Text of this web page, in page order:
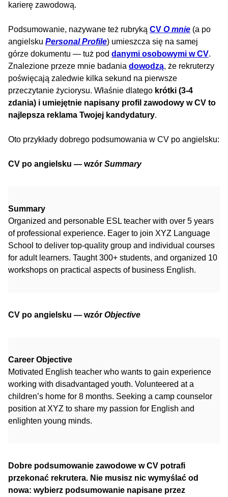
karierę zawodową.
Podsumowanie, nazywane też rubryką CV O mnie (a po
angielsku Personal Profile) umieszcza się na samej
górze dokumentu — tuż pod danymi osobowymi w CV.
Znalezione przeze mnie badania dowodzą, że rekruterzy
poświęcają zaledwie kilka sekund na pierwsze
przeczytanie życiorysu. Właśnie dlatego krótki (3-4
zdania) i umiejętnie napisany profil zawodowy w CV to
najlepsza reklama Twojej kandydatury.
Oto przykłady dobrego podsumowania w CV po angielsku:
CV po angielsku — wzór Summary
Summary
Organized and personable ESL teacher with over 5 years
of professional experience. Eager to join XYZ Language
School to deliver top-quality group and individual courses
for adult learners. Taught 300+ students, and organized 10
workshops on practical aspects of business English.
CV po angielsku — wzór Objective
Career Objective
Motivated English teacher who wants to gain experience
working with disadvantaged youth. Volunteered at a
children’s home for 8 months. Seeking a camp counselor
position at XYZ to share my passion for English and
enlighten young minds.
Dobre podsumowanie zawodowe w CV potrafi
przekonać rekrutera. Nie musisz nic wymyślać od
nowa: wybierz podsumowanie napisane przez